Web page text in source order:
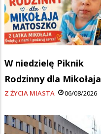
W niedzielę Piknik
Rodzinny dla Mikołaja
Z ŻYCIA MIASTA 06/08/2026